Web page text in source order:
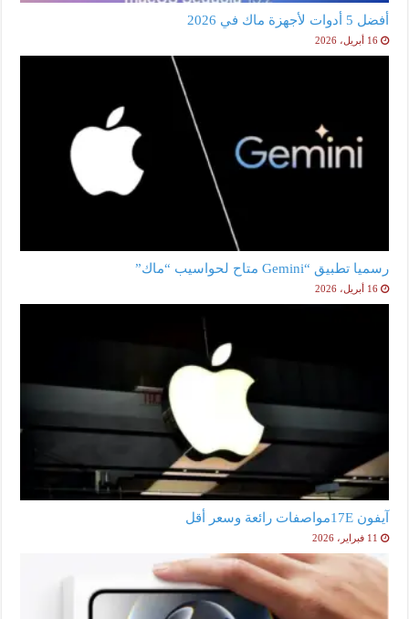
أفضل 5 أدوات لأجهزة ماك في 2026
16 أبريل، 2026
رسميا تطبيق “Gemini متاح لحواسيب “ماك”
16 أبريل، 2026
آيفون 17Eمواصفات رائعة وسعر أقل
11 فبراير، 2026